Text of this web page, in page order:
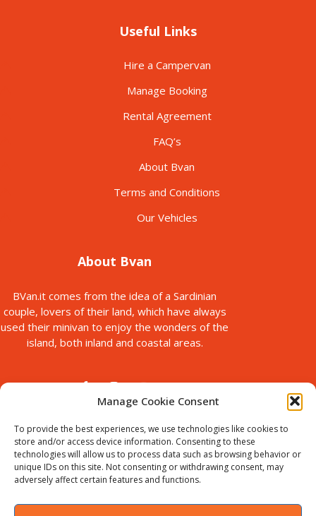
Manage Cookie Consent
To provide the best experiences, we use technologies like cookies to
store and/or access device information. Consenting to these
technologies will allow us to process data such as browsing behavior or
unique IDs on this site. Not consenting or withdrawing consent, may
adversely affect certain features and functions.
Useful Links
Hire a Campervan
Manage Booking
Rental Agreement
FAQ’s
About Bvan
Terms and Conditions
Our Vehicles
About Bvan
BVan.it comes from the idea of a Sardinian
couple, lovers of their land, which have always
used their minivan to enjoy the wonders of the
island, both inland and coastal areas.
© Copyright 2025
Bvan is a brand of B-Action srl, with registered office in via Paolo
Commerce no. SS-198535